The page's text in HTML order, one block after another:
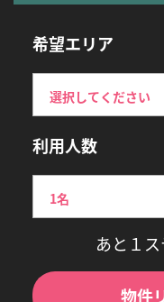
希望エリア
利用人数
あと１
物件